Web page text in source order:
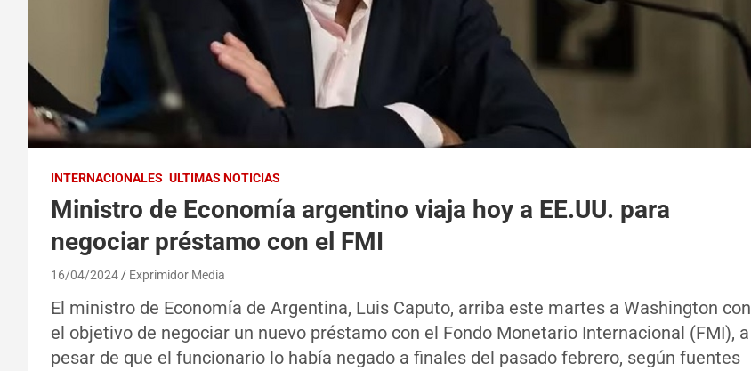
INTERNACIONALES ULTIMAS NOTICIAS
Ministro de Economía argentino viaja hoy a EE.UU. para
negociar préstamo con el FMI
16/04/2024 Exprimidor Media
El ministro de Economía de Argentina, Luis Caputo, arriba este martes a Washington con
el objetivo de negociar un nuevo préstamo con el Fondo Monetario Internacional (FMI), a
pesar de que el funcionario lo había negado a finales del pasado febrero, según fuentes